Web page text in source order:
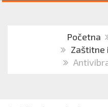
Početna
Zaštitne